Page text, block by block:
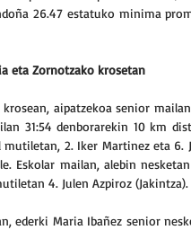
26.47 estatuko minima
eta Zornotzako krosetan
aipatzekoa senior
31:54 denborarekin 10 km
mutiletan, 2. Iker Martinez eta 6.
Eskolar mailan, alebin
4. Julen Azpiroz (Jakintza).
ederki Maria Ibañez senior